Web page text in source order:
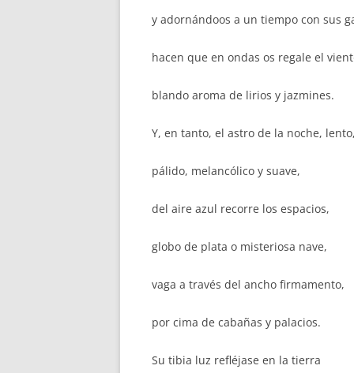
y adornándoos a un tiempo con sus
hacen que en ondas os regale el
blando aroma de lirios y jazmines.
Y, en tanto, el astro de la noche, lento,
pálido, melancólico y suave,
del aire azul recorre los espacios,
globo de plata o misteriosa nave,
vaga a través del ancho firmamento,
por cima de cabañas y palacios.
Su tibia luz refléjase en la tierra